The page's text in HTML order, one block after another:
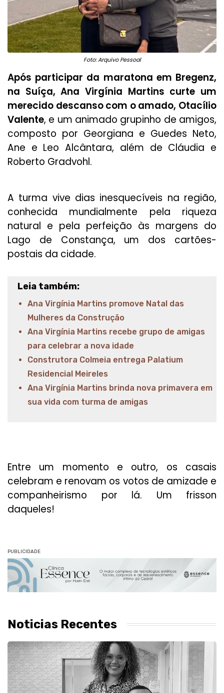
Foto: Arquivo Pessoal
Após participar da maratona em Bregenz,
na Suíça, Ana Virgínia Martins curte um
merecido descanso com o amado, Otacílio
Valente, e um animado grupinho de amigos,
composto por Georgiana e Guedes Neto,
Ane e Leo Alcântara, além de Cláudia e
Roberto Gradvohl.
A turma vive dias inesquecíveis na região,
conhecida mundialmente pela riqueza
natural e pela perfeição às margens do
Lago de Constança, um dos cartões-
postais da cidade.
Leia também:
Ana Virgínia Martins promove Natal das
Mulheres da Construção
Ana Virgínia Martins recebe grupo de amigas
para celebrar a nova idade
Construtora Colmeia entrega Palatium
Residencial Meireles
Ana Virgínia Martins brinda nova primavera em
sua vida com turma de amigas
Entre um momento e outro, os casais
celebram e renovam os votos de amizade e
companheirismo por lá. Um frisson
daqueles!
PUBLICIDADE
Noticias Recentes